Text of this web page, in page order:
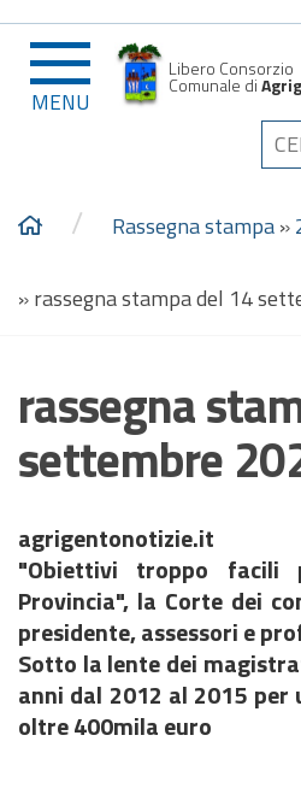
MENU
Libero Consorzio
Comunale di
/ Rassegna stampa»
»rassegna stampa del 14
rassegna
settembre
agrigentonotizie.it
"Obiettivi troppo
Provincia", la Corte dei
presidente, assessori e
Sotto la lente dei
anni dal 2012 al 2015 per
oltre 400mila euro